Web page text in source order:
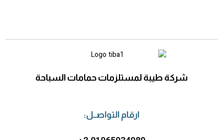
شركة طيبة لمستلزمات حمامات السباحة
ارقام التواصــل: